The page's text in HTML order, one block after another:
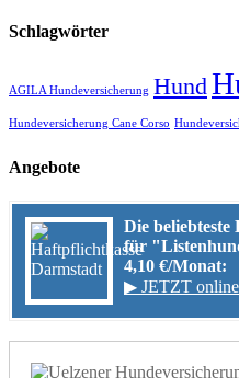
Schlagwörter
AGILA Hundeversicherung Hund
Hundeversicherung Cane Corso
Angebote
Die
für
4,10 €/Monat:
▶ JETZT online